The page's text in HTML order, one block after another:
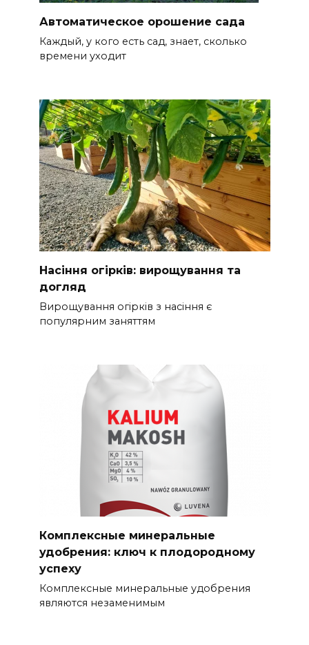
Автоматическое орошение сада
Каждый, у кого есть сад, знает, сколько
времени уходит
Насіння огірків: вирощування та
догляд
Вирощування огірків з насіння є
популярним заняттям
Комплексные минеральные
удобрения: ключ к плодородному
успеху
Комплексные минеральные удобрения
являются незаменимым